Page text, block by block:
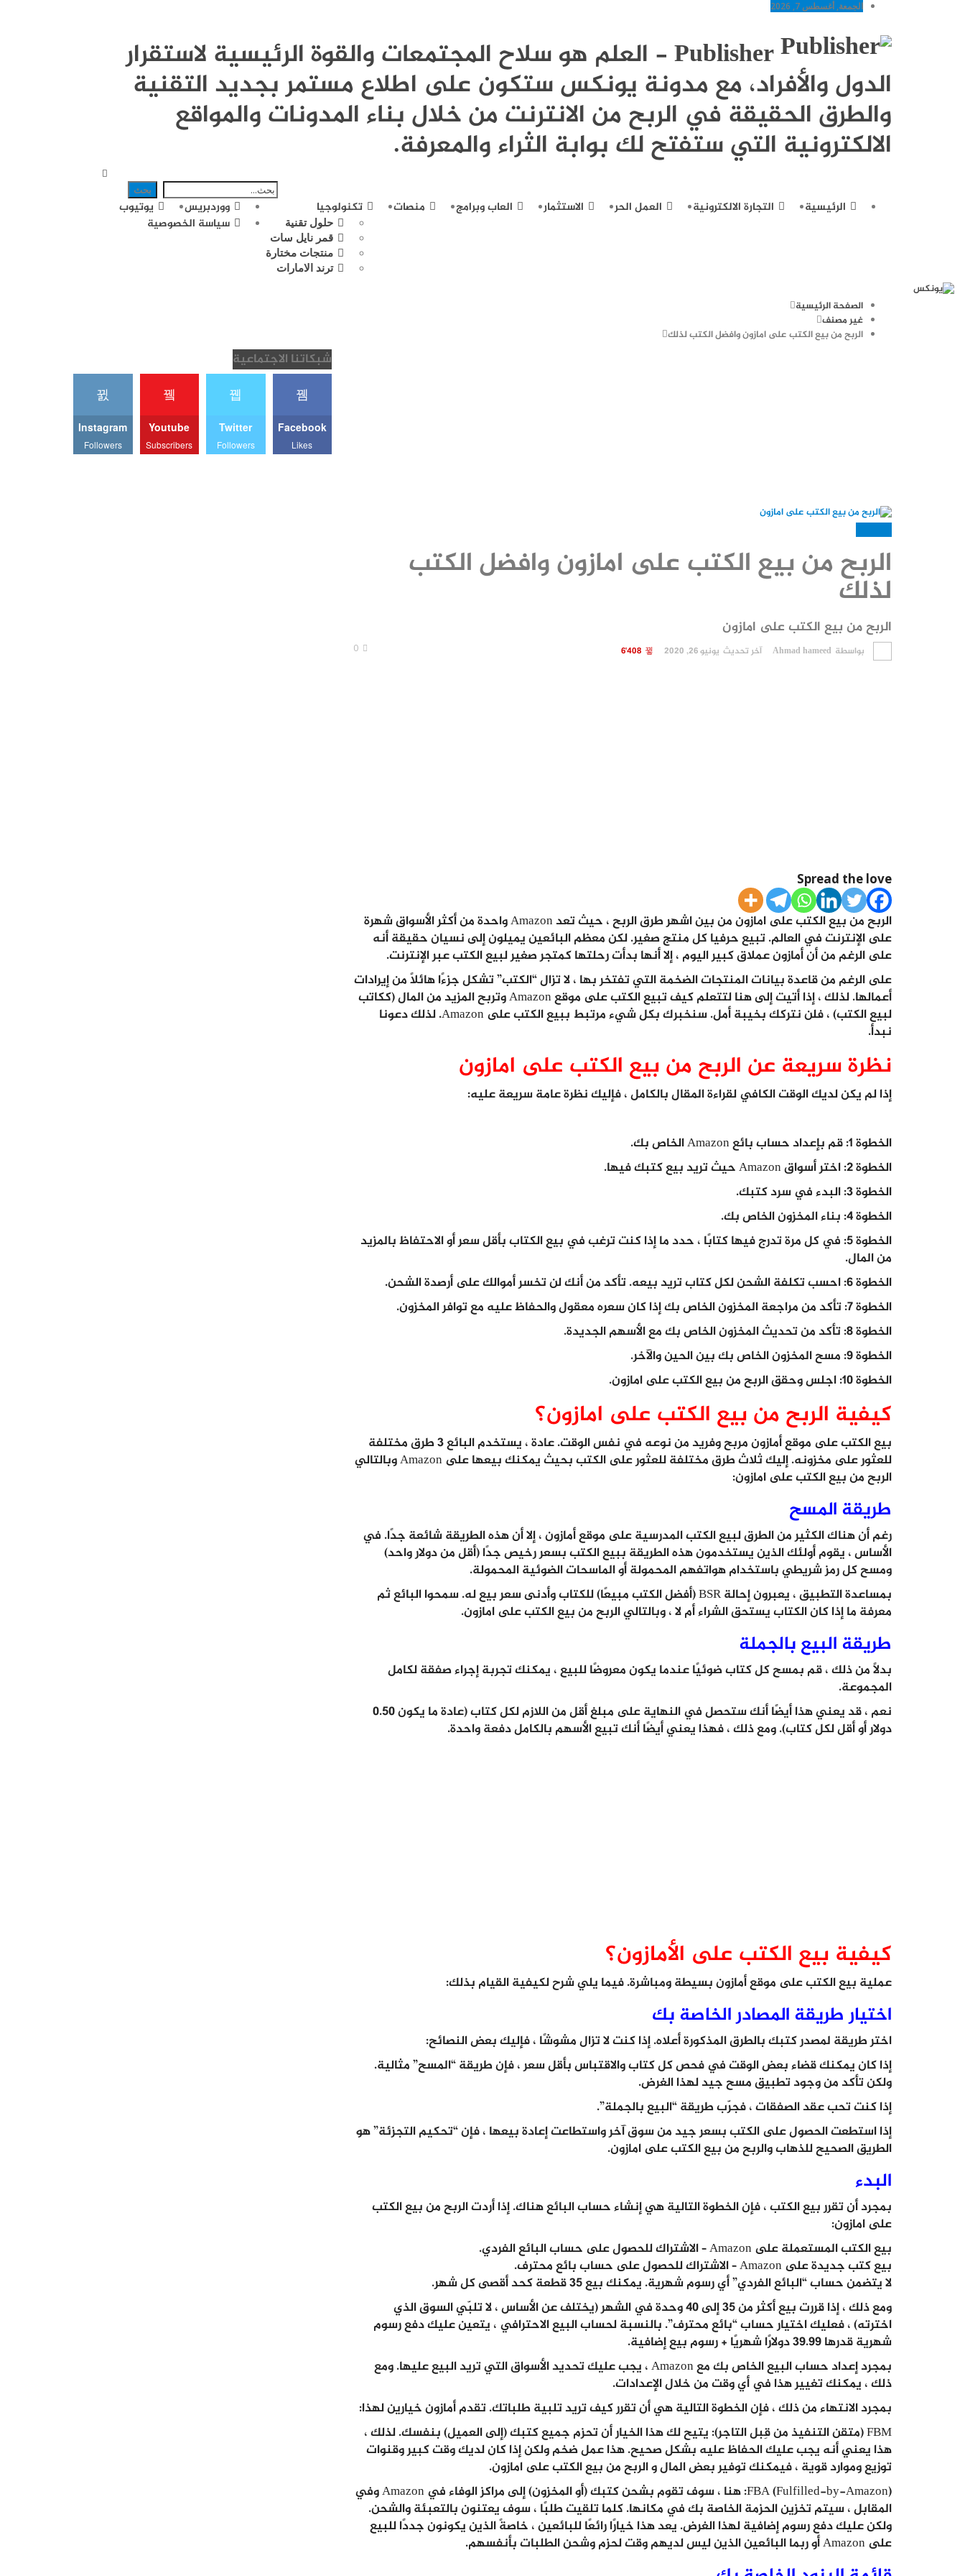
الجمعة, أغسطس 7, 2026
Publisher - العلم هو سلاح المجتمعات والقوة الرئيسية لاستقرار
الدول والأفراد، مع مدونة يونكس ستكون على اطلاع مستمر بجديد التقنية
والطرق الحقيقة في الربح من الانترنت من خلال بناء المدونات والمواقع
الالكترونية التي ستفتح لك بوابة الثراء والمعرفة.
الرئيسية التجارة الالكترونية العمل الحر الاستثمار العاب وبرامج منصات تكنولوجيا
حلول تقنية
قمر نايل سات
منتجات مختارة
ترند الامارات
ووردبريس
يوتيوب
سياسة الخصوصية
الصفحة الرئيسية
غير مصنف
الربح من بيع الكتب على امازون وافضل الكتب لذلك
الربح من بيع الكتب على امازون وافضل الكتب
لذلك
الربح من بيع الكتب على امازون
بواسطة Ahmad hameed آخر تحديث يونيو 26, 2020
Spread the love
الربح من بيع الكتب على امازون من بين اشهر طرق الربح ، حيث تعد Amazon واحدة من أكثر الأسواق شهرة
على الإنترنت في العالم. تبيع حرفيا كل منتج صغير. لكن معظم البائعين يميلون إلى نسيان حقيقة أنه
على الرغم من أن أمازون عملاق كبير اليوم ، إلا أنها بدأت رحلتها كمتجر صغير لبيع الكتب عبر الإنترنت.
على الرغم من قاعدة بيانات المنتجات الضخمة التي تفتخر بها ، لا تزال “الكتب” تشكل جزءًا هائلاً من إيرادات
أعمالها. لذلك ، إذا أتيت إلى هنا لتتعلم كيف تبيع الكتب على موقع Amazon وتربح المزيد من المال (ككاتب
لبيع الكتب) ، فلن نتركك بخيبة أمل. سنخبرك بكل شيء مرتبط ببيع الكتب على Amazon. لذلك دعونا
نبدأ.
نظرة سريعة عن الربح من بيع الكتب على امازون
إذا لم يكن لديك الوقت الكافي لقراءة المقال بالكامل ، فإليك نظرة عامة سريعة عليه:
الخطوة 1: قم بإعداد حساب بائع Amazon الخاص بك.
الخطوة 2: اختر أسواق Amazon حيث تريد بيع كتبك فيها.
الخطوة 3: البدء في سرد ​​كتبك.
الخطوة 4: بناء المخزون الخاص بك.
الخطوة 5: في كل مرة تدرج فيها كتابًا ، حدد ما إذا كنت ترغب في بيع الكتاب بأقل سعر أو الاحتفاظ بالمزيد
من المال.
الخطوة 6: احسب تكلفة الشحن لكل كتاب تريد بيعه. تأكد من أنك لن تخسر أموالك على أرصدة الشحن.
الخطوة 7: تأكد من مراجعة المخزون الخاص بك إذا كان سعره معقول والحفاظ عليه مع توافر المخزون.
الخطوة 8: تأكد من تحديث المخزون الخاص بك مع الأسهم الجديدة.
الخطوة 9: مسح المخزون الخاص بك بين الحين والآخر.
الخطوة 10: اجلس وحقق الربح من بيع الكتب على امازون.
كيفية الربح من بيع الكتب على امازون؟
بيع الكتب على موقع أمازون مربح وفريد ​​من نوعه في نفس الوقت. عادة ، يستخدم البائع 3 طرق مختلفة
للعثور على مخزونه. إليك ثلاث طرق مختلفة للعثور على الكتب بحيث يمكنك بيعها على Amazon وبالتالي
الربح من بيع الكتب على امازون:
طريقة المسح
رغم أن هناك الكثير من الطرق لبيع الكتب المدرسية على موقع أمازون ، إلا أن هذه الطريقة شائعة جدًا. في
الأساس ، يقوم أولئك الذين يستخدمون هذه الطريقة ببيع الكتب بسعر رخيص جدًا (أقل من دولار واحد)
ومسح كل رمز شريطي باستخدام هواتفهم المحمولة أو الماسحات الضوئية المحمولة.
بمساعدة التطبيق ، يعبرون إحالة BSR (أفضل الكتب مبيعًا) للكتاب وأدنى سعر بيع له. سمحوا البائع ثم
معرفة ما إذا كان الكتاب يستحق الشراء أم لا ، وبالتالي الربح من بيع الكتب على امازون.
طريقة البيع بالجملة
بدلاً من ذلك ، قم بمسح كل كتاب ضوئيًا عندما يكون معروضًا للبيع ، يمكنك تجربة إجراء صفقة لكامل
المجموعة.
نعم ، قد يعني هذا أيضًا أنك ستحصل في النهاية على مبلغ أقل من اللازم لكل كتاب (عادة ما يكون 0.50
دولار أو أقل لكل كتاب). ومع ذلك ، فهذا يعني أيضًا أنك تبيع الأسهم بالكامل دفعة واحدة.
كيفية بيع الكتب على الأمازون؟
عملية بيع الكتب على موقع أمازون بسيطة ومباشرة. فيما يلي شرح لكيفية القيام بذلك:
اختيار طريقة المصادر الخاصة بك
اختر طريقة لمصدر كتبك بالطرق المذكورة أعلاه. إذا كنت لا تزال مشوشًا ، فإليك بعض النصائح:
إذا كان يمكنك قضاء بعض الوقت في فحص كل كتاب والاقتباس بأقل سعر ، فإن طريقة “المسح” مثالية.
ولكن تأكد من وجود تطبيق مسح جيد لهذا الغرض.
إذا كنت تحب عقد الصفقات ، فجرّب طريقة “البيع بالجملة”.
إذا استطعت الحصول على الكتب بسعر جيد من سوق آخر واستطاعت إعادة بيعها ، فإن “تحكيم التجزئة” هو
الطريق الصحيح للذهاب والربح من بيع الكتب على امازون.
البدء
بمجرد أن تقرر بيع الكتب ، فإن الخطوة التالية هي إنشاء حساب البائع هناك. إذا أردت الربح من بيع الكتب
على امازون:
بيع الكتب المستعملة على Amazon – الاشتراك للحصول على حساب البائع الفردي.
بيع كتب جديدة على Amazon – الاشتراك للحصول على حساب بائع محترف.
لا يتضمن حساب “البائع الفردي” أي رسوم شهرية. يمكنك بيع 35 قطعة كحد أقصى كل شهر.
ومع ذلك ، إذا قررت بيع أكثر من 35 إلى 40 وحدة في الشهر (يختلف عن الأساس ، لا تلبّي السوق الذي
اخترته) ، فعليك اختيار حساب “بائع محترف”. بالنسبة لحساب البيع الاحترافي ، يتعين عليك دفع رسوم
شهرية قدرها 39.99 دولارًا شهريًا + رسوم بيع إضافية.
بمجرد إعداد حساب البيع الخاص بك مع Amazon ، يجب عليك تحديد الأسواق التي تريد البيع عليها. ومع
ذلك ، يمكنك تغيير هذا في أي وقت من خلال الإعدادات.
بمجرد الانتهاء من ذلك ، فإن الخطوة التالية هي أن تقرر كيف تريد تلبية طلباتك. تقدم أمازون خيارين لهذا:
FBM (متقن التنفيذ من قِبل التاجر): يتيح لك هذا الخيار أن تحزم جميع كتبك (إلى العميل) بنفسك. لذلك ،
هذا يعني أنه يجب عليك الحفاظ عليه بشكل صحيح. هذا عمل ضخم ولكن إذا كان لديك وقت كبير وقنوات
توزيع وموارد قوية ، فيمكنك توفير بعض المال و الربح من بيع الكتب على امازون.
FBA (Fulfilled-by-Amazon): هنا ، سوف تقوم بشحن كتبك (أو المخزون) إلى مراكز الوفاء في Amazon وفي
المقابل ، سيتم تخزين الحزمة الخاصة بك في مكانها. كلما تلقيت طلبًا ، سوف يعتنون بالتعبئة والشحن.
ولكن عليك دفع رسوم إضافية لهذا الغرض. يعد هذا خيارًا رائعًا للبائعين ، خاصةً الذين يكونون جددًا للبيع
على Amazon أو ربما البائعين الذين ليس لديهم وقت لحزم وشحن الطلبات بأنفسهم.
شبكاتنا الاجتماعية
Facebook
Likes
Twitter
Followers
Youtube
Subscribers
Instagram
Followers